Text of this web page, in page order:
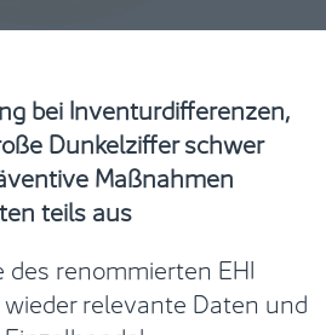
bei Inventurdifferenzen,
Dunkelziffer schwer
Maßnahmen
teils aus
renommierten EHI
relevante Daten und